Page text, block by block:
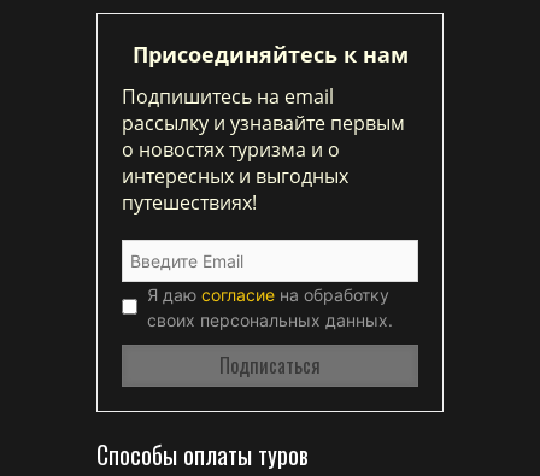
Присоединяйтесь к нам
Подпишитесь на email
рассылку и узнавайте первым
о новостях туризма и о
интересных и выгодных
путешествиях!
Я даю согласие на обработку
своих персональных данных.
Способы оплаты туров